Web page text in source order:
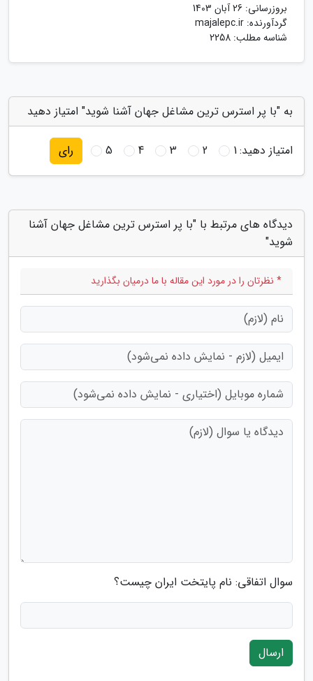
بروزرسانی: 26 آبان 1403
گردآورنده: majalepc.ir
شناسه مطلب: 2258
به "با پر استرس ترین مشاغل جهان آشنا شوید" امتیاز دهید
امتیاز دهید:1
2
3
4
5 رای
دیدگاه های مرتبط با "با پر استرس ترین مشاغل جهان آشنا
شوید"
* نظرتان را در مورد این مقاله با ما درمیان بگذارید
سوال اتفاقی: نام پایتخت ایران چیست؟
ارسال